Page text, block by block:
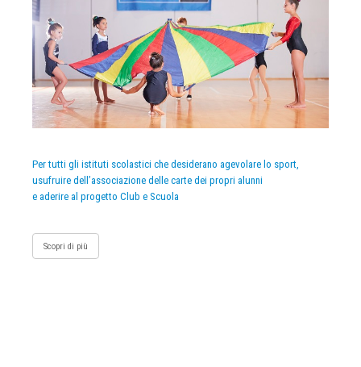
Per tutti gli istituti scolastici che desiderano agevolare lo sport,
usufruire dell’associazione delle carte dei propri alunni
e aderire al progetto Club e Scuola
Scopri di più